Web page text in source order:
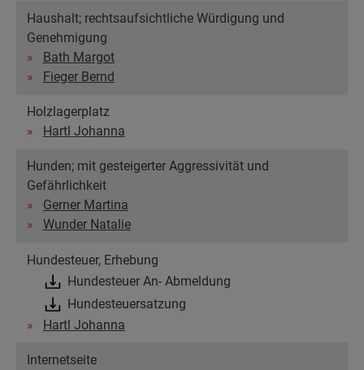
Haushalt; rechtsaufsichtliche Würdigung und
Genehmigung
Bath Margot
Fieger Bernd
Holzlagerplatz
Hartl Johanna
Hunden; mit gesteigerter Aggressivität und
Gefährlichkeit
Gerner Martina
Wunder Natalie
Hundesteuer, Erhebung
Hundesteuer An- Abmeldung
Hundesteuersatzung
Hartl Johanna
Internetseite